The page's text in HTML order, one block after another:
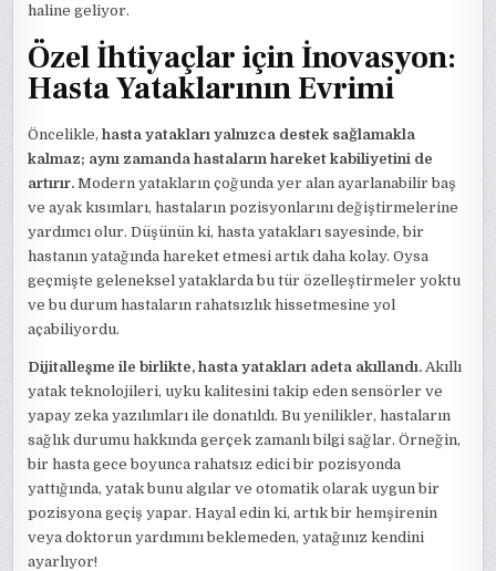
haline geliyor.
Özel İhtiyaçlar için İnovasyon:
Hasta Yataklarının Evrimi
Öncelikle,hasta yatakları yalnızca destek sağlamakla
kalmaz; aynı zamanda hastaların hareket kabiliyetini de
artırır. Modern yatakların çoğunda yer alan ayarlanabilir baş
ve ayak kısımları, hastaların pozisyonlarını değiştirmelerine
yardımcı olur. Düşünün ki, hasta yatakları sayesinde, bir
hastanın yatağında hareket etmesi artık daha kolay. Oysa
geçmişte geleneksel yataklarda bu tür özelleştirmeler yoktu
ve bu durum hastaların rahatsızlık hissetmesine yol
açabiliyordu.
Dijitalleşme ile birlikte, hasta yatakları adeta akıllandı. Akıllı
yatak teknolojileri, uyku kalitesini takip eden sensörler ve
yapay zeka yazılımları ile donatıldı. Bu yenilikler, hastaların
sağlık durumu hakkında gerçek zamanlı bilgi sağlar. Örneğin,
bir hasta gece boyunca rahatsız edici bir pozisyonda
yattığında, yatak bunu algılar ve otomatik olarak uygun bir
pozisyona geçiş yapar. Hayal edin ki, artık bir hemşirenin
veya doktorun yardımını beklemeden, yatağınız kendini
ayarlıyor!